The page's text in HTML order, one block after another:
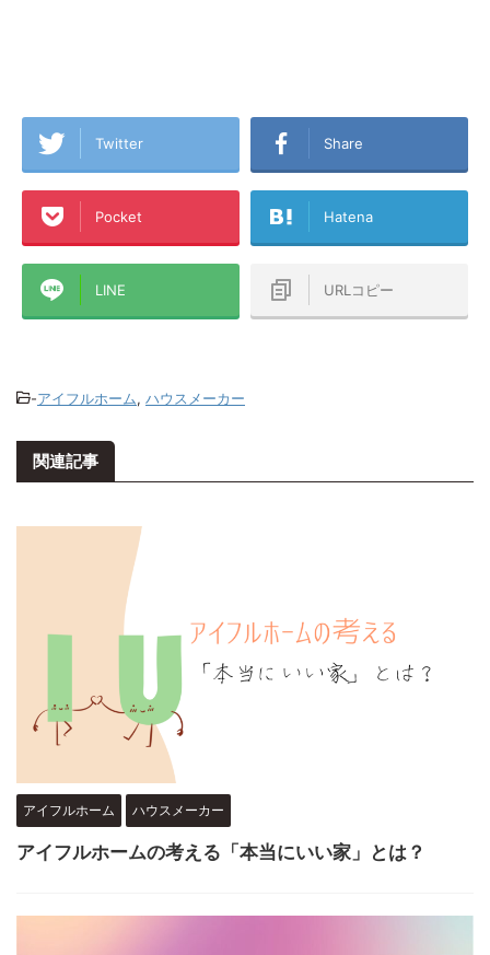
Twitter Share
Pocket Hatena
LINE URLコピー
-アイフルホーム, ハウスメーカー
関連記事
アイフルホーム ハウスメーカー
アイフルホームの考える「本当にいい家」とは？